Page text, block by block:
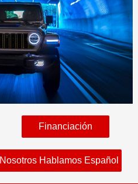
Financiación
Nosotros Hablamos Español